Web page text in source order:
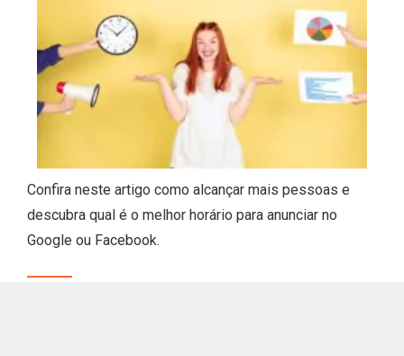
Confira neste artigo como alcançar mais pessoas e
descubra qual é o melhor horário para anunciar no
Google ou Facebook.